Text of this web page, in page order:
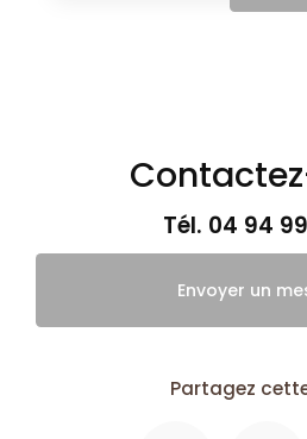
Tél. 04 94
Envoyer un
Partagez